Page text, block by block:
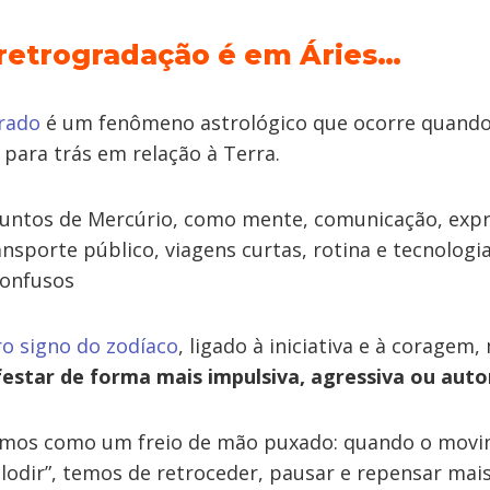
é em Áries…
é um fenômeno astrológico que ocorre
trás em relação à Terra.
de Mercúrio, como mente, comunicação,
público, viagens curtas, rotina e
signo do zodíaco, ligado à iniciativa e à coragem,
de forma mais impulsiva, agressiva ou
como um freio de mão puxado: quando o
temos de retroceder, pausar e repensar